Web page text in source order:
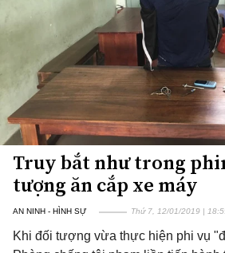
Truy bắt như trong
tượng ăn cắp xe máy
AN NINH - HÌNH SỰ Thứ 7, 12/01/2019 |
Khi đối tượng vừa thực hiện phi vụ